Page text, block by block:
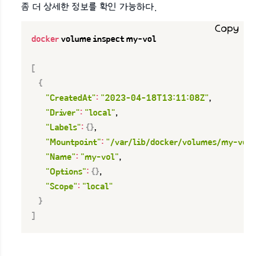
좀 더 상세한 정보를 확인 가능하다.
docker volume inspect my-vol
{
"CreatedAt": "2023-04-18T13:11:08Z",
"Driver": "local",
"Labels": { },
"Mountpoint": "/var/lib/docker/volumes/my-vol/
"Name": "my-vol",
"Options": { },
"Scope": "local"
}
Copy